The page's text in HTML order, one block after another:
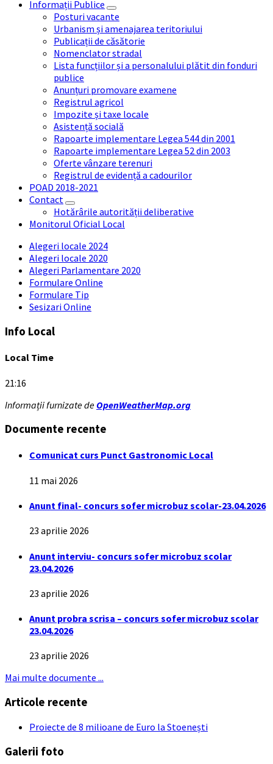
Informații Publice
Posturi vacante
Urbanism și amenajarea teritoriului
Publicații de căsătorie
Nomenclator stradal
Lista funcțiilor și a personalului plătit din fonduri
publice
Anunțuri promovare examene
Registrul agricol
Impozite și taxe locale
Asistență socială
Rapoarte implementare Legea 544 din 2001
Rapoarte implementare Legea 52 din 2003
Oferte vânzare terenuri
Registrul de evidență a cadourilor
POAD 2018-2021
Contact
Hotărârile autorității deliberative
Monitorul Oficial Local
Alegeri locale 2024
Alegeri locale 2020
Alegeri Parlamentare 2020
Formulare Online
Formulare Tip
Sesizari Online
Info Local
Local Time
21:16
Informații furnizate de OpenWeatherMap.org
Documente recente
Comunicat curs Punct Gastronomic Local
11 mai 2026
Anunt final- concurs sofer microbuz scolar-23.04.2026
23 aprilie 2026
Anunt interviu- concurs sofer microbuz scolar
23.04.2026
23 aprilie 2026
Anunt probra scrisa – concurs sofer microbuz scolar
23.04.2026
23 aprilie 2026
Mai multe documente ...
Articole recente
Proiecte de 8 milioane de Euro la Stoenești
Galerii foto